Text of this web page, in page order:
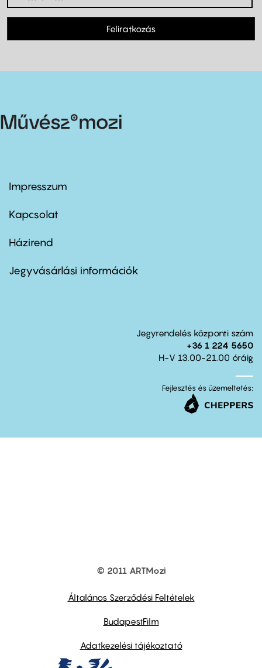
Feliratkozás
Footer
first
Impresszum
Kapcsolat
Footer
second
Házirend
Jegyvásárlási információk
Jegyrendelés központi szám
+36 1 224 5650
H-V 13.00-21.00 óráig
Fejlesztés és üzemeltetés:
© 2011 ARTMozi
Általános Szerződési Feltételek
BudapestFilm
Adatkezelési tájékoztató